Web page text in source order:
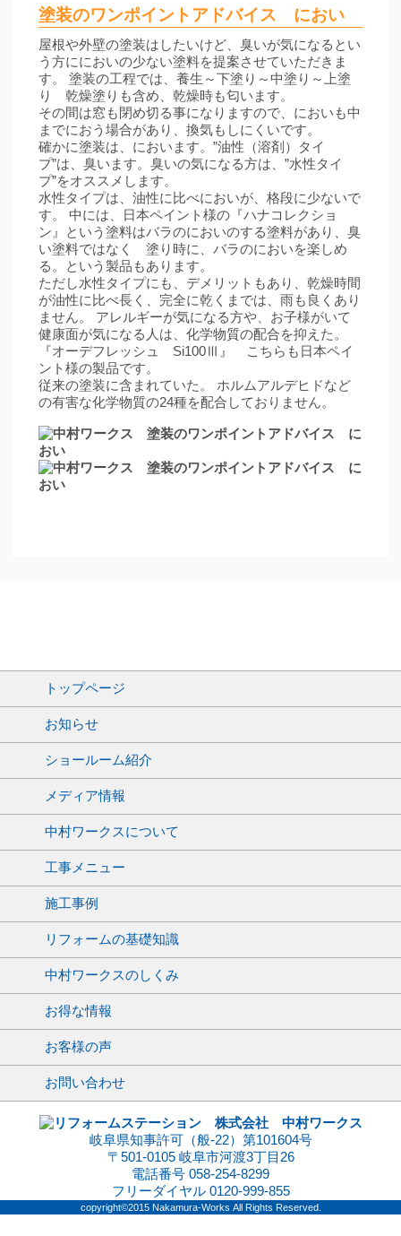
塗装のワンポイントアドバイス におい
屋根や外壁の塗装はしたいけど、臭いが気になるとい
う方ににおいの少ない塗料を提案させていただきま
す。 塗装の工程では、養生～下塗り～中塗り～上塗
り 乾燥塗りも含め、乾燥時も匂います。
その間は窓も閉め切る事になりますので、においも中
までにおう場合があり、換気もしにくいです。
確かに塗装は、においます。”油性（溶剤）タイ
プ”は、臭います。臭いの気になる方は、”水性タイ
プ”をオススメします。
水性タイプは、油性に比べにおいが、格段に少ないで
す。 中には、日本ペイント様の『ハナコレクショ
ン』という塗料はバラのにおいのする塗料があり、臭
い塗料ではなく 塗り時に、バラのにおいを楽しめ
る。という製品もあります。
ただし水性タイプにも、デメリットもあり、乾燥時間
が油性に比べ長く、完全に乾くまでは、雨も良くあり
ません。 アレルギーが気になる方や、お子様がいて
健康面が気になる人は、化学物質の配合を抑えた。
『オーデフレッシュ Si100Ⅲ』 こちらも日本ペイ
ント様の製品です。
従来の塗装に含まれていた。 ホルムアルデヒドなど
の有害な化学物質の24種を配合しておりません。
トップページ
お知らせ
ショールーム紹介
メディア情報
中村ワークスについて
工事メニュー
施工事例
リフォームの基礎知識
中村ワークスのしくみ
お得な情報
お客様の声
お問い合わせ
岐阜県知事許可（般-22）第101604号
〒501-0105 岐阜市河渡3丁目26
電話番号 058-254-8299
フリーダイヤル 0120-999-855
copyright©2015 Nakamura-Works All Rights Reserved.